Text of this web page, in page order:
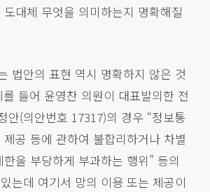
대체 무엇을 의미하는지 명확해질
법안의 표현 역시 명확하지 않은 것
들어 윤영찬 의원이 대표발의한 전
안(의안번호 17317)의 경우 “정보통
공 등에 관하여 불합리하거나 차별
을 부당하게 부과하는 행위” 등의
는데 여기서 망의 이용 또는 제공이